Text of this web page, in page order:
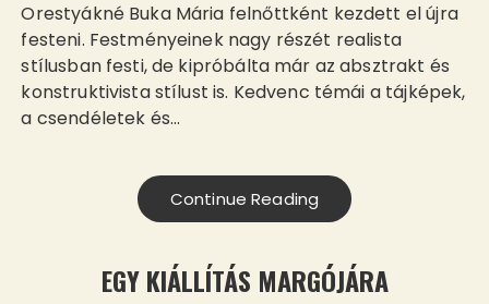
Orestyákné Buka Mária felnőttként kezdett el újra
festeni. Festményeinek nagy részét realista
stílusban festi, de kipróbálta már az absztrakt és
konstruktivista stílust is. Kedvenc témái a tájképek,
a csendéletek és…
Continue Reading
EGY KIÁLLÍTÁS MARGÓJÁRA